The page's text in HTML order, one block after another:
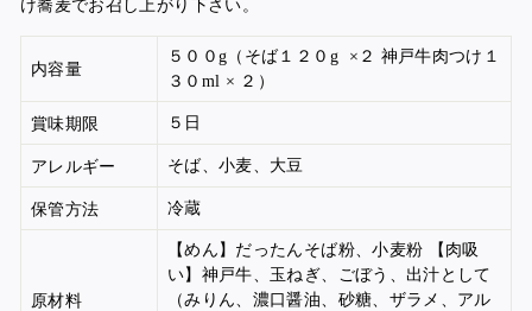
け蕎麦でお召し上がり下さい。
内容量
５００g（そば１２０g ×２ 神戸牛肉つけ１
３０ml × ２）
賞味期限 ５日
アレルギー そば、小麦、大豆
保管方法 冷蔵
原材料
【めん】だったんそば粉、小麦粉 【肉吸
い】神戸牛、玉ねぎ、ごぼう、出汁として
（みりん、濃口醤油、砂糖、ザラメ、アル